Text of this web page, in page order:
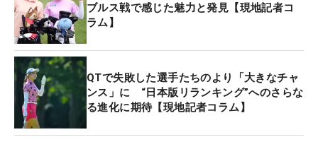
もコースに出るうえで欠かせない。これに対して、
大会として「氷は、飲料用が3トン、氷嚢用が2.5ト
ン、ドブ付け用の板氷は1.5トン」を用意。合計約7
トンもの氷という、おいそれとは想像できない量が
準備された。「氷がこまめに準備されていたのは助
かりました」と選手たちも口をそろえる。
ブルス戦で感じた魅力と発見【現地記者コ
ラム】
QTで失敗した選手たちのより「大きなチャ
ンス」に “日本版リランキング”へのさらな
る進化に期待【現地記者コラム】